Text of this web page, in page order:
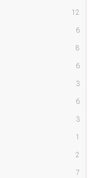
12
6
8
6
3
6
3
1
2
7